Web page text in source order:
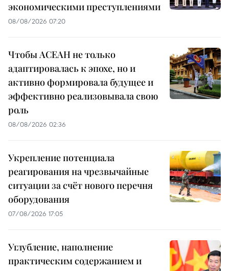
экономическими преступлениями
08/08/2026 07:20
Чтобы АСЕАН не только
адаптировалась к эпохе, но и
активно формировала будущее и
эффективно реализовывала свою
роль
08/08/2026 02:36
Укрепление потенциала
реагирования на чрезвычайные
ситуации за счёт нового перечня
оборудования
07/08/2026 17:05
Углубление, наполнение
практическим содержанием и